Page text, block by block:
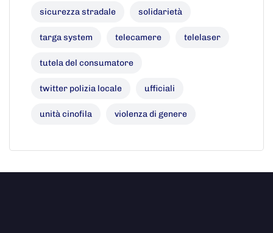
sicurezza stradale solidarietà
targa system telecamere telelaser
tutela del consumatore
twitter polizia locale ufficiali
unità cinofila violenza di genere